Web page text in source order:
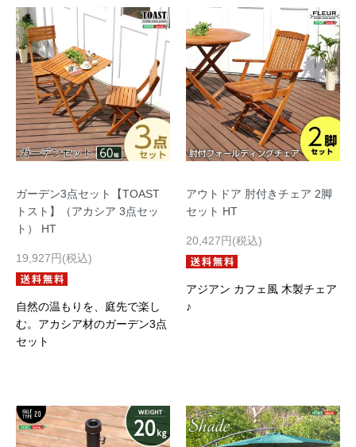
ガーデン3点セット【TOAST
トスト】（アカシア 3点セッ
ト） HT
19,927円(税込)
自然の温もりを、庭先で楽し
む。アカシア材のガーデン3点
セット
アウトドア 肘付きチェア 2脚
セット HT
20,427円(税込)
アジアン カフェ風 木製チェア
♪